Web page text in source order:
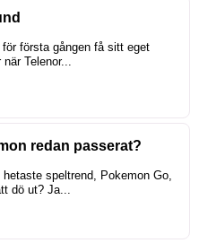
för första gången få sitt eget
Telenor...
redan passerat?
speltrend, Pokemon Go,
dö ut? Ja...